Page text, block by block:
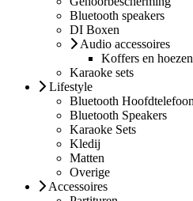
Bluetooth speakers
DI Boxen
Audio accessoires
Koffers en hoezen
Karaoke sets
Lifestyle
Bluetooth
Bluetooth Speakers
Karaoke Sets
Kledij
Matten
Overige
Accessoires